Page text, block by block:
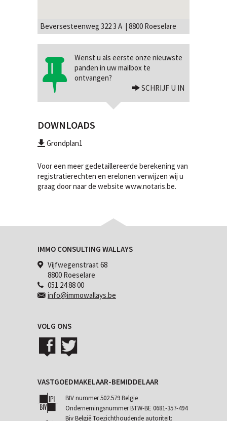
Beversesteenweg 322 3 A | 8800 Roeselare
Wenst u als eerste onze nieuwste
panden in uw mailbox te
ontvangen?
SCHRIJF U IN
DOWNLOADS
Grondplan1
Voor een meer gedetaillereerde berekening van
registratierechten en erelonen verwijzen wij u
graag door naar de website www.notaris.be.
IMMO CONSULTING WALLAYS
Vijfwegenstraat 68
8800 Roeselare
051 24 88 00
info@immowallays.be
VOLG ONS
VASTGOEDMAKELAAR-BEMIDDELAAR
BIV nummer 502.579 Belgie
Ondernemingsnummer BTW-BE 0681-357-494
Biv België Toezichthoudende autoriteit: